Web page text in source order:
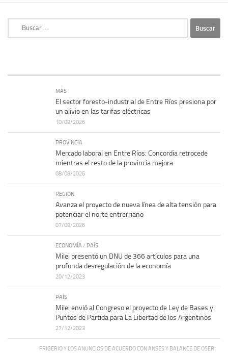
MÁS
El sector foresto-industrial de Entre Ríos presiona por
un alivio en las tarifas eléctricas
10/08/2026
PROVINCIA
Mercado laboral en Entre Ríos: Concordia retrocede
mientras el resto de la provincia mejora
08/08/2026
REGIÓN
Avanza el proyecto de nueva línea de alta tensión para
potenciar el norte entrerriano
07/08/2026
ECONOMÍA / PAÍS
Milei presentó un DNU de 366 artículos para una
profunda desregulación de la economía
20/12/2023
PAÍS
Milei envió al Congreso el proyecto de Ley de Bases y
Puntos de Partida para La Libertad de los Argentinos
27/12/2023
FRIGERIO Y LOS ANUNCIOS DE ACUERDO CON ANSES Y BALANCE DE OSER